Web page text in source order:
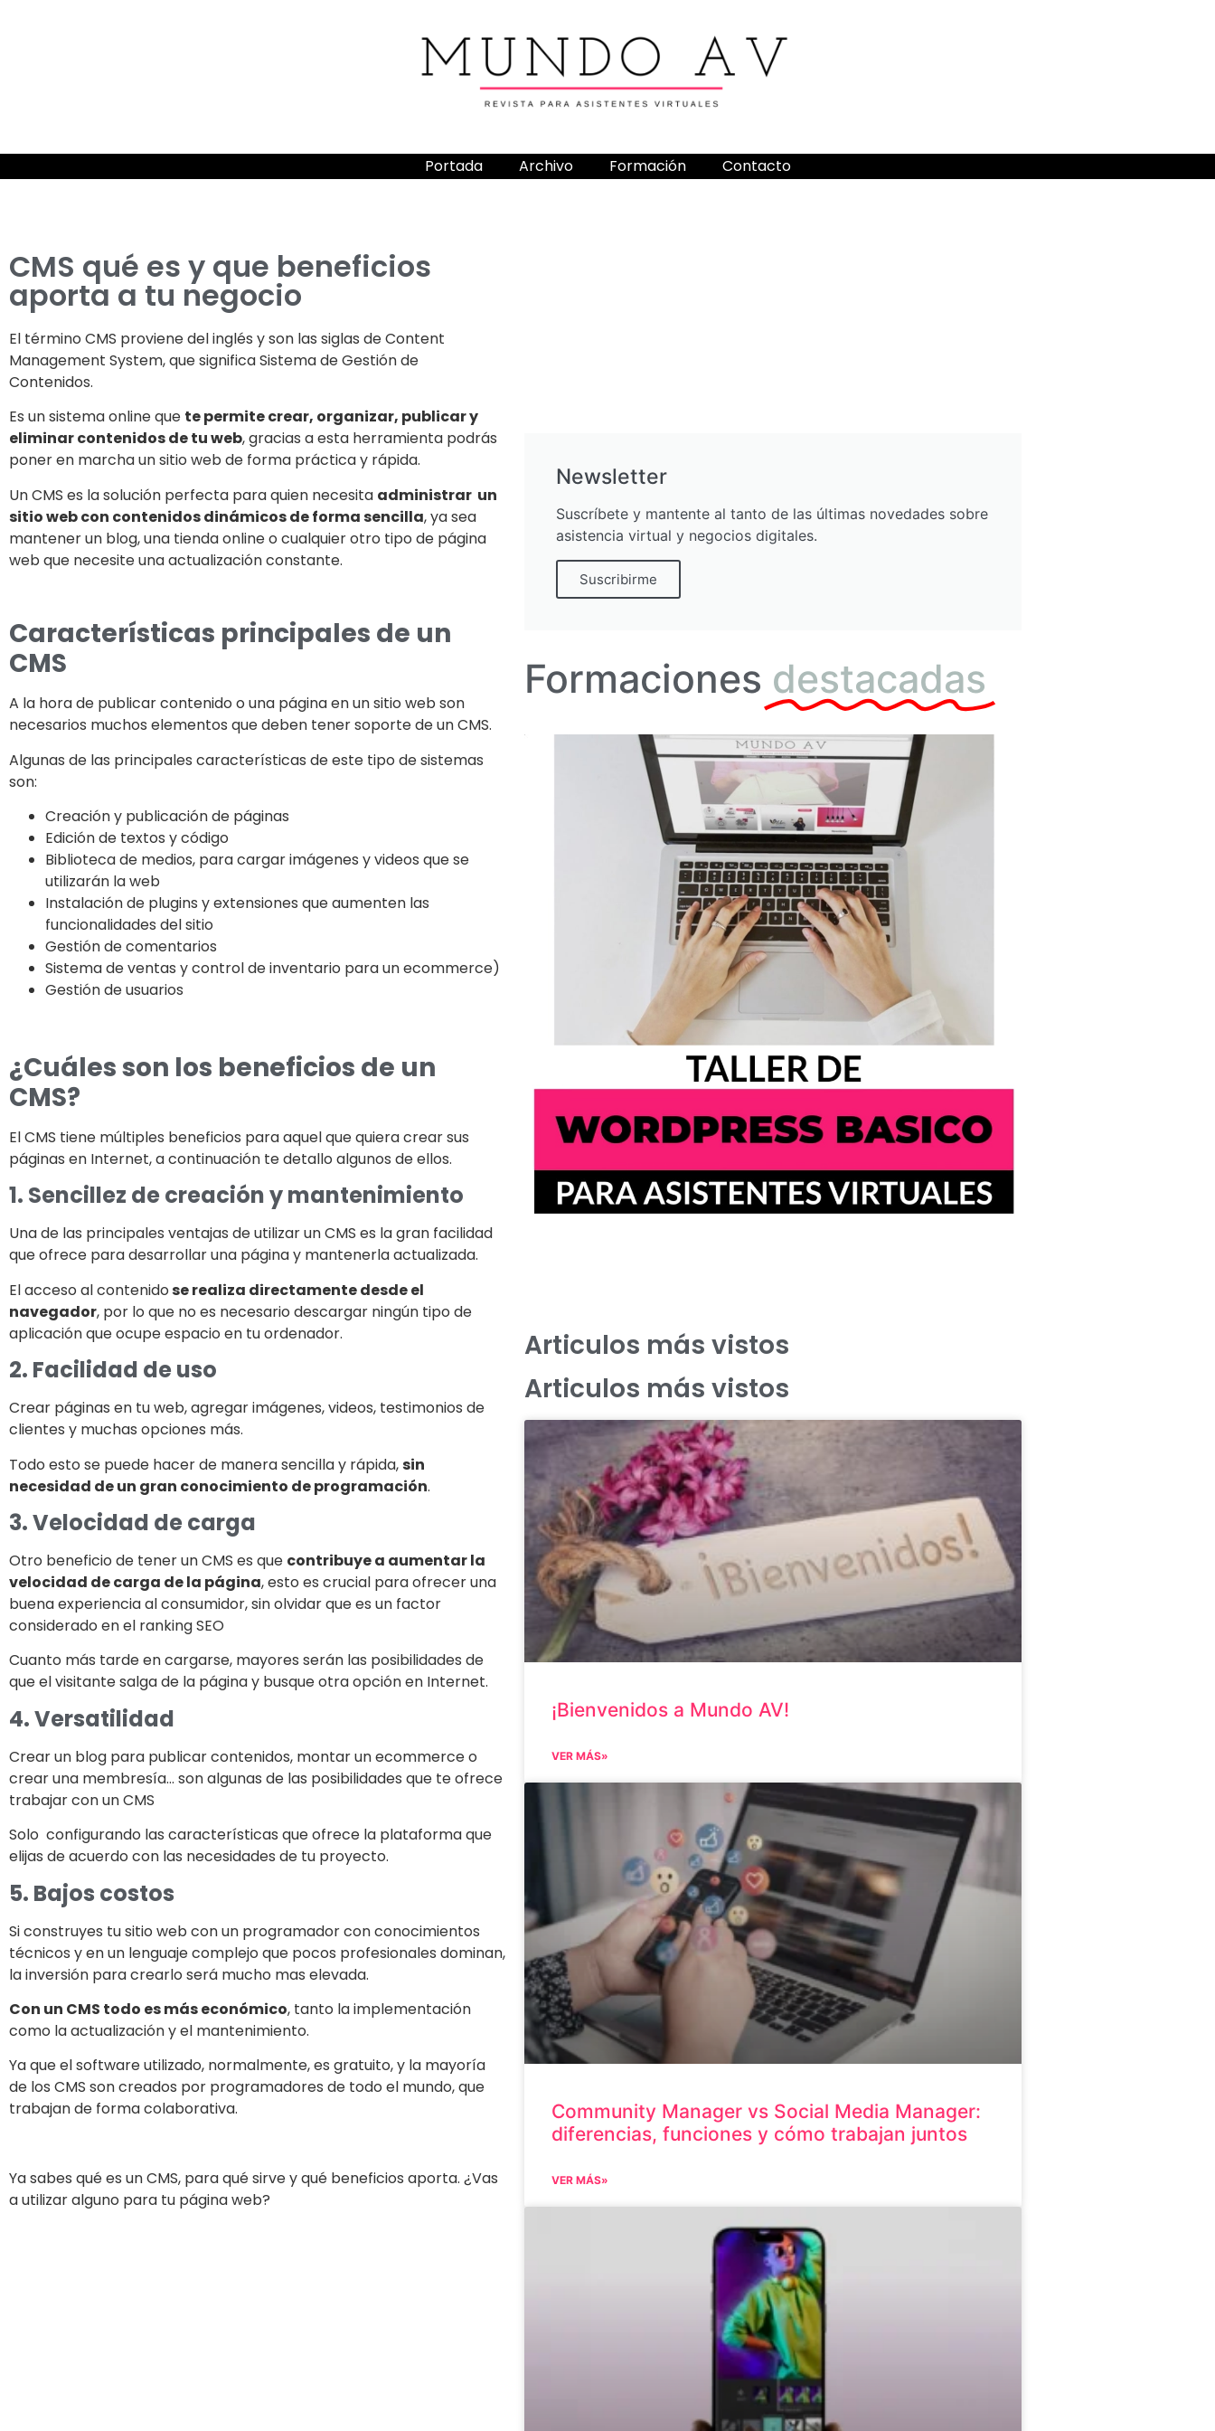
Portada Archivo Formación Contacto
CMS qué es y que beneficios
aporta a tu negocio
El término CMS proviene del inglés y son las siglas de Content
Management System, que significa Sistema de Gestión de
Contenidos.
Es un sistema online que te permite crear, organizar, publicar y
eliminar contenidos de tu web, gracias a esta herramienta podrás
poner en marcha un sitio web de forma práctica y rápida.
Un CMS es la solución perfecta para quien necesita administrar un
sitio web con contenidos dinámicos de forma sencilla, ya sea
mantener un blog, una tienda online o cualquier otro tipo de página
web que necesite una actualización constante.
Características principales de un
CMS
A la hora de publicar contenido o una página en un sitio web son
necesarios muchos elementos que deben tener soporte de un CMS.
Algunas de las principales características de este tipo de sistemas
son:
Creación y publicación de páginas
Edición de textos y código
Biblioteca de medios, para cargar imágenes y videos que se
utilizarán la web
Instalación de plugins y extensiones que aumenten las
funcionalidades del sitio
Gestión de comentarios
Sistema de ventas y control de inventario para un ecommerce)
Gestión de usuarios
¿Cuáles son los beneficios de un
CMS?
El CMS tiene múltiples beneficios para aquel que quiera crear sus
páginas en Internet, a continuación te detallo algunos de ellos.
1. Sencillez de creación y mantenimiento
Una de las principales ventajas de utilizar un CMS es la gran facilidad
que ofrece para desarrollar una página y mantenerla actualizada.
El acceso al contenidose realiza directamente desde el
navegador, por lo que no es necesario descargar ningún tipo de
aplicación que ocupe espacio en tu ordenador.
2. Facilidad de uso
Crear páginas en tu web, agregar imágenes, videos, testimonios de
clientes y muchas opciones más.
Todo esto se puede hacer de manera sencilla y rápida,sin
necesidad de un gran conocimiento de programación.
3. Velocidad de carga
Otro beneficio de tener un CMS es que contribuye a aumentar la
velocidad de carga de la página, esto es crucial para ofrecer una
buena experiencia al consumidor, sin olvidar que es un factor
considerado en el ranking SEO
Cuanto más tarde en cargarse, mayores serán las posibilidades de
que el visitante salga de la página y busque otra opción en Internet.
4. Versatilidad
Crear un blog para publicar contenidos, montar un ecommerce o
crear una membresía… son algunas de las posibilidades que te ofrece
trabajar con un CMS
Solo configurando las características que ofrece la plataforma que
elijas de acuerdo con las necesidades de tu proyecto.
5. Bajos costos
Si construyes tu sitio web con un programador con conocimientos
técnicos y en un lenguaje complejo que pocos profesionales dominan,
la inversión para crearlo será mucho mas elevada.
Con un CMS todo es más económico, tanto la implementación
como la actualización y el mantenimiento.
Ya que el software utilizado, normalmente, es gratuito, y la mayoría
de los CMS son creados por programadores de todo el mundo, que
trabajan de forma colaborativa.
Ya sabes qué es un CMS, para qué sirve y qué beneficios aporta. ¿Vas
a utilizar alguno para tu página web?
Newsletter
Suscríbete y mantente al tanto de las últimas novedades sobre
asistencia virtual y negocios digitales.
Suscribirme
Formaciones destacadas
Articulos más vistos
Articulos más vistos
¡Bienvenidos a Mundo AV!
VER MÁS»
Community Manager vs Social Media Manager:
diferencias, funciones y cómo trabajan juntos
VER MÁS»